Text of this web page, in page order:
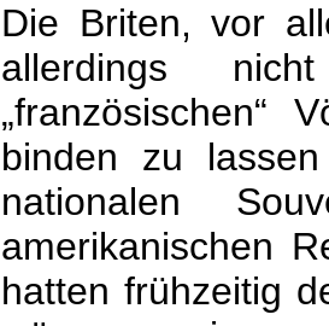
Die Briten, vor
allerdings
„französischen“
binden zu
nationalen
amerikanischen
hatten frühzeitig